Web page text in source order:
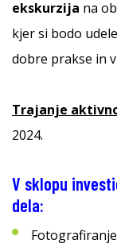
ekskurzija na
kjer si bodo
dobre prakse in
Trajanje
2024.
V sklopu
dela: